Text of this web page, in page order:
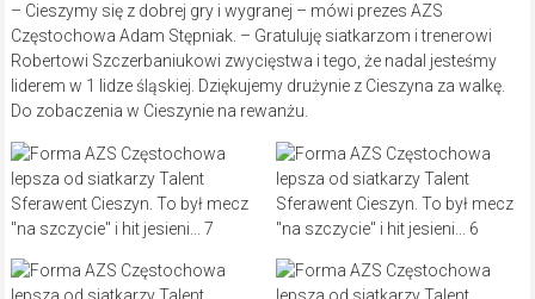
– Cieszymy się z dobrej gry i wygranej – mówi prezes AZS
Częstochowa Adam Stępniak. – Gratuluję siatkarzom i trenerowi
Robertowi Szczerbaniukowi zwycięstwa i tego, że nadal jesteśmy
liderem w 1 lidze śląskiej. Dziękujemy drużynie z Cieszyna za walkę.
Do zobaczenia w Cieszynie na rewanżu.